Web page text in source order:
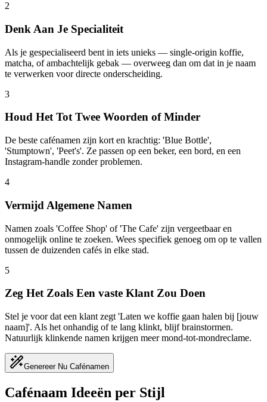
2
Denk Aan Je Specialiteit
Als je gespecialiseerd bent in iets unieks — single-origin koffie,
matcha, of ambachtelijk gebak — overweeg dan om dat in je naam
te verwerken voor directe onderscheiding.
3
Houd Het Tot Twee Woorden of Minder
De beste cafénamen zijn kort en krachtig: 'Blue Bottle',
'Stumptown', 'Peet's'. Ze passen op een beker, een bord, en een
Instagram-handle zonder problemen.
4
Vermijd Algemene Namen
Namen zoals 'Coffee Shop' of 'The Cafe' zijn vergeetbaar en
onmogelijk online te zoeken. Wees specifiek genoeg om op te vallen
tussen de duizenden cafés in elke stad.
5
Zeg Het Zoals Een vaste Klant Zou Doen
Stel je voor dat een klant zegt 'Laten we koffie gaan halen bij [jouw
naam]'. Als het onhandig of te lang klinkt, blijf brainstormen.
Natuurlijk klinkende namen krijgen meer mond-tot-mondreclame.
Genereer Nu Cafénamen
Cafénaam Ideeën per Stijl